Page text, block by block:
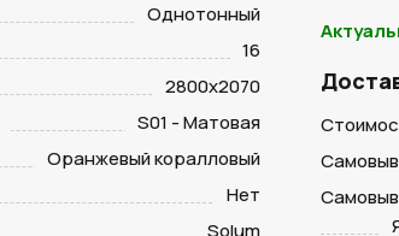
Однотонный
16
2800х2070
S01 - Матовая
Оранжевый коралловый
Нет
Solum